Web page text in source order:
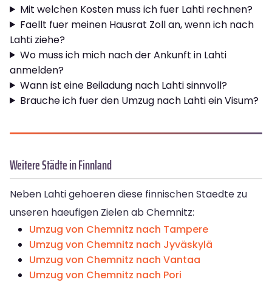
Mit welchen Kosten muss ich fuer Lahti rechnen?
Faellt fuer meinen Hausrat Zoll an, wenn ich nach
Lahti ziehe?
Wo muss ich mich nach der Ankunft in Lahti
anmelden?
Wann ist eine Beiladung nach Lahti sinnvoll?
Brauche ich fuer den Umzug nach Lahti ein Visum?
Weitere Städte in Finnland
Neben Lahti gehoeren diese finnischen Staedte zu
unseren haeufigen Zielen ab Chemnitz:
Umzug von Chemnitz nach Tampere
Umzug von Chemnitz nach Jyväskylä
Umzug von Chemnitz nach Vantaa
Umzug von Chemnitz nach Pori